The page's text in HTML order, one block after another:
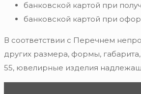
банковской картой при
банковской картой при
В соответствии с Перечнем
других размера, формы,
55, ювелирные изделия